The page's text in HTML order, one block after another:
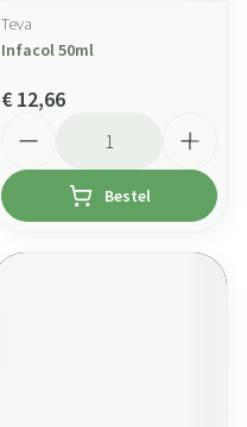
Teva
Infacol 50ml
€ 12,66
Bestel